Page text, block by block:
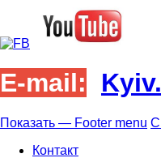
E-mail:
Footer
Показать — Footer menu
Контакт